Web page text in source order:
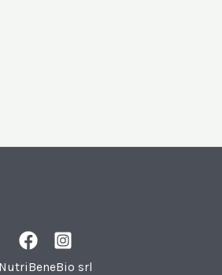
NutriBeneBio srl